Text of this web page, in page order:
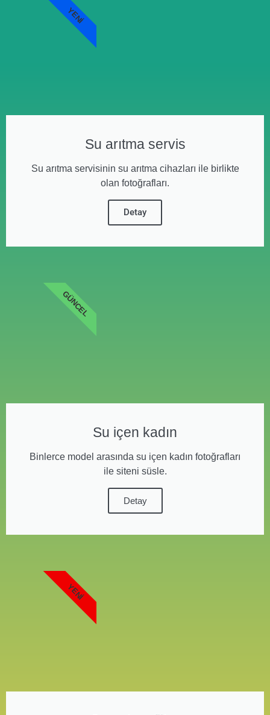
Su arıtma servis
Su arıtma servisinin su arıtma cihazları ile birlikte
olan fotoğrafları.
Detay
YENI
Su içen kadın
Binlerce model arasında su içen kadın fotoğrafları
ile siteni süsle.
Detay
GÜNCEL
YENI